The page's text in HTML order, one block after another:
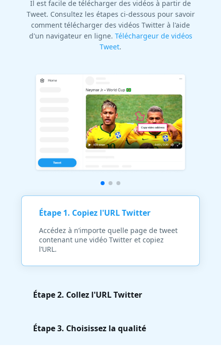
Il est facile de télécharger des vidéos à partir de
Tweet. Consultez les étapes ci-dessous pour savoir
comment télécharger des vidéos Twitter à l'aide
d'un navigateur en ligne. Téléchargeur de vidéos
Tweet.
Étape 1. Copiez l'URL Twitter
Accédez à n’importe quelle page de tweet
contenant une vidéo Twitter et copiez
l’URL.
Étape 2. Collez l'URL Twitter
Étape 3. Choisissez la qualité